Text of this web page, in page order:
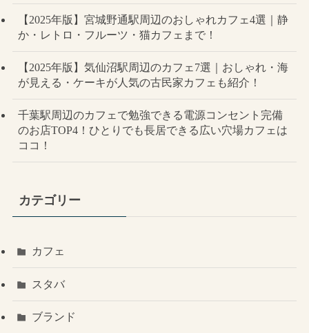
【2025年版】宮城野通駅周辺のおしゃれカフェ4選｜静
か・レトロ・フルーツ・猫カフェまで！
【2025年版】気仙沼駅周辺のカフェ7選｜おしゃれ・海
が見える・ケーキが人気の古民家カフェも紹介！
千葉駅周辺のカフェで勉強できる電源コンセント完備
のお店TOP4！ひとりでも長居できる広い穴場カフェは
ココ！
カテゴリー
カフェ
スタバ
ブランド